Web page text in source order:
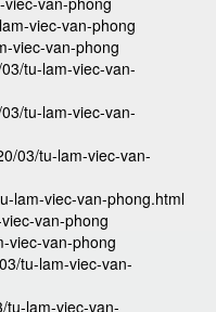
viec-van-phong
viec-van-phong
tu-lam-viec-van-
tu-lam-viec-van-
03/tu-lam-viec-van-
lam-viec-van-phong.html
van-phong
viec-van-phong
tu-lam-viec-van-
tu-lam-viec-van-